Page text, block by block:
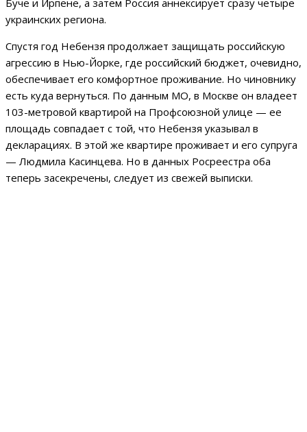
Буче и Ирпене, а затем Россия аннексирует сразу четыре
украинских региона.
Спустя год Небензя продолжает защищать российскую
агрессию в Нью-Йорке, где российский бюджет, очевидно,
обеспечивает его комфортное проживание. Но чиновнику
есть куда вернуться. По данным МО, в Москве он владеет
103-метровой квартирой на Профсоюзной улице — ее
площадь совпадает с той, что Небензя указывал в
декларациях. В этой же квартире проживает и его супруга
— Людмила Касинцева. Но в данных Росреестра оба
теперь засекречены, следует из свежей выписки.